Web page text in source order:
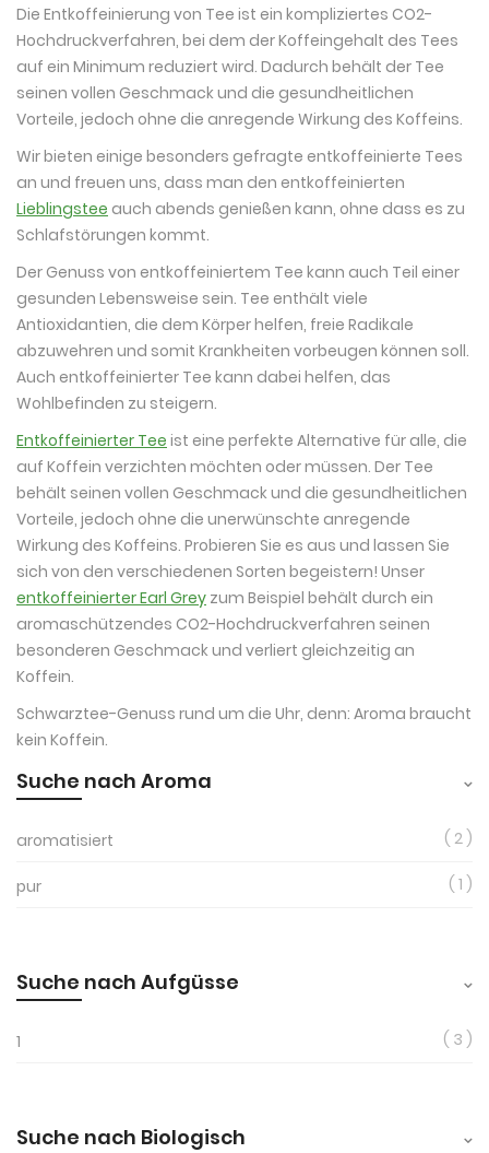
Die Entkoffeinierung von Tee ist ein kompliziertes CO2-
Hochdruckverfahren, bei dem der Koffeingehalt des Tees
auf ein Minimum reduziert wird. Dadurch behält der Tee
seinen vollen Geschmack und die gesundheitlichen
Vorteile, jedoch ohne die anregende Wirkung des Koffeins.
Wir bieten einige besonders gefragte entkoffeinierte Tees
an und freuen uns, dass man den entkoffeinierten
Lieblingstee auch abends genießen kann, ohne dass es zu
Schlafstörungen kommt.
Der Genuss von entkoffeiniertem Tee kann auch Teil einer
gesunden Lebensweise sein. Tee enthält viele
Antioxidantien, die dem Körper helfen, freie Radikale
abzuwehren und somit Krankheiten vorbeugen können soll.
Auch entkoffeinierter Tee kann dabei helfen, das
Wohlbefinden zu steigern.
Entkoffeinierter Tee ist eine perfekte Alternative für alle, die
auf Koffein verzichten möchten oder müssen. Der Tee
behält seinen vollen Geschmack und die gesundheitlichen
Vorteile, jedoch ohne die unerwünschte anregende
Wirkung des Koffeins. Probieren Sie es aus und lassen Sie
sich von den verschiedenen Sorten begeistern! Unser
entkoffeinierter Earl Grey zum Beispiel behält durch ein
aromaschützendes CO2-Hochdruckverfahren seinen
besonderen Geschmack und verliert gleichzeitig an
Koffein.
Schwarztee-Genuss rund um die Uhr, denn: Aroma braucht
kein Koffein.
Suche nach Aroma
aromatisiert 2
pur 1
Suche nach Aufgüsse
1 3
Suche nach Biologisch